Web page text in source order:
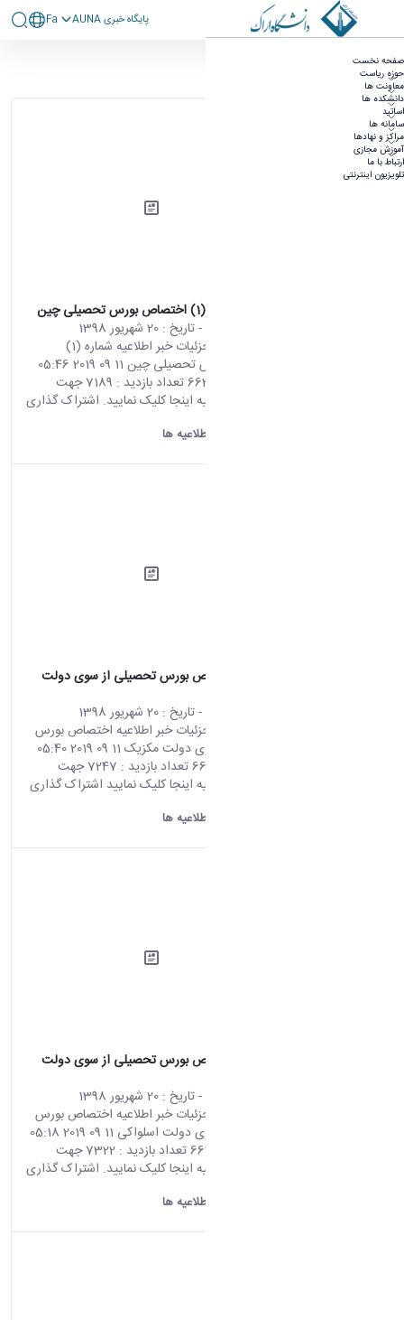
صفحه نخست
حوزه ریاست
معاونت ها
دانشکده ها
اساتید
سامانه ها
مراکز و نهادها
آموزش مجازی
ارتباط با ما
تلویزیون اینترنتی
پايگاه خبری AUNA Fa
آرشیو اطلاعیه ها
مرتب‌سازی بر
اساس
اطلاعیه شماره (1) اختصاص بورس تحصیلی چین
- تاریخ : 20 شهریور 1398
صفحه اصلی جزئیات خبر اطلاعیه شماره (1)
اختصاص بورس تحصیلی چین 11 09 2019 05:46
کد خبر : 663782 تعداد بازدید : 7189 جهت
مشاهده اطلاعیه اینجا کلیک نمایید. اشتراک گذاری
اطلاعیه ها
اطلاعیه اختصاص بورس تحصیلی از سوی دولت
- تاریخ : 20 شهریور 1398
صفحه اصلی جزئیات خبر اطلاعیه اختصاص بورس
تحصیلی از سوی دولت مکزیک 11 09 2019 05:40
کد خبر : 663801 تعداد بازدید : 7247 جهت
مشاهده اطلاعیه اینجا کلیک نمایید اشتراک گذاری
اطلاعیه ها
اطلاعیه اختصاص بورس تحصیلی از سوی دولت
- تاریخ : 20 شهریور 1398
صفحه اصلی جزئیات خبر اطلاعیه اختصاص بورس
تحصیلی از سوی دولت اسلواکی 11 09 2019 05:18
کد خبر : 663820 تعداد بازدید : 7322 جهت
مشاهده اطلاعیه اینجا کلیک نمایید. اشتراک گذاری
اطلاعیه ها